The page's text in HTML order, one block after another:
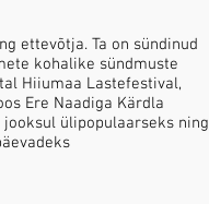
ettevõtja. Ta on sündinud
kohalike sündmuste
Hiiumaa Lastefestival,
Ere Naadiga Kärdla
ülipopulaarseks ning